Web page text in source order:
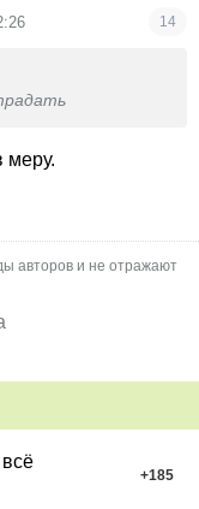
14
меру.
авторов и не отражают
+185